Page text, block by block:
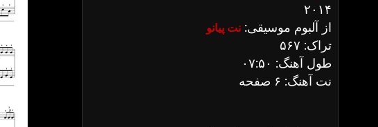
۲۰۱۴
از آلبوم موسیقی: نت پیانو
تراک: ۵۶۷
طول آهنگ: ۰۷:۵۰
نت آهنگ: ۶ صفحه